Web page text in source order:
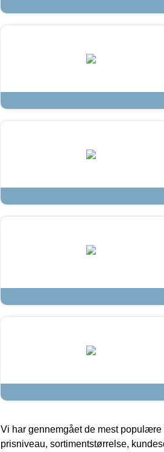
Vi har gennemgået de mest
prisniveau, sortimentstørrelse,